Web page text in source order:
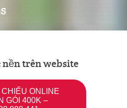
trên website
CHIẾU ONLINE
GÓI 400K –